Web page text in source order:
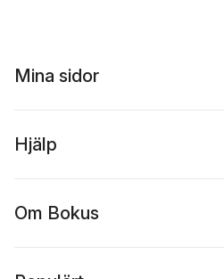
Mina sidor
Hjälp
Om Bokus